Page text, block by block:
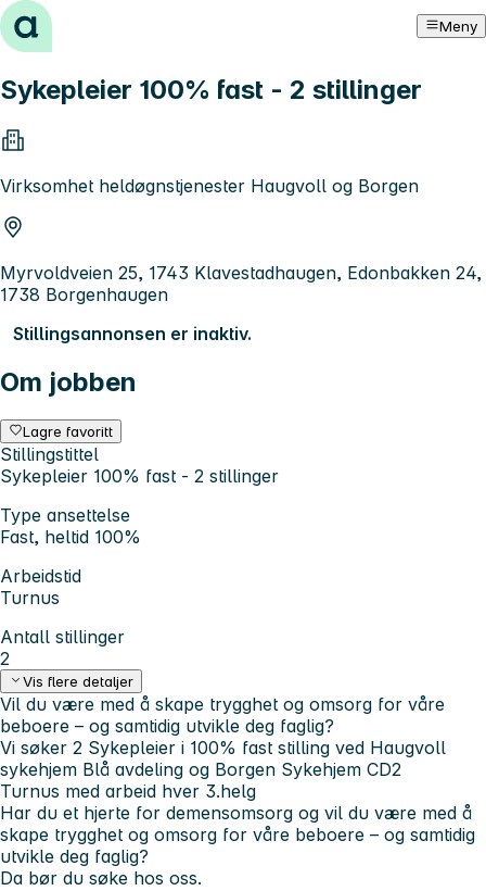
Hopp til innhold Meny
Sykepleier 100% fast - 2 stillinger
Virksomhet heldøgnstjenester Haugvoll og Borgen
Myrvoldveien 25, 1743 Klavestadhaugen, Edonbakken 24,
1738 Borgenhaugen
Stillingsannonsen er inaktiv.
Om jobben
Lagre favoritt
Stillingstittel
Sykepleier 100% fast - 2 stillinger
Type ansettelse
Fast, heltid 100%
Arbeidstid
Turnus
Antall stillinger
2
Vis flere detaljer
Vil du være med å skape trygghet og omsorg for våre
beboere – og samtidig utvikle deg faglig?
Vi søker 2 Sykepleier i 100% fast stilling ved Haugvoll
sykehjem Blå avdeling og Borgen Sykehjem CD2
Turnus med arbeid hver 3.helg
Har du et hjerte for demensomsorg og vil du være med å
skape trygghet og omsorg for våre beboere – og samtidig
utvikle deg faglig?
Da bør du søke hos oss.